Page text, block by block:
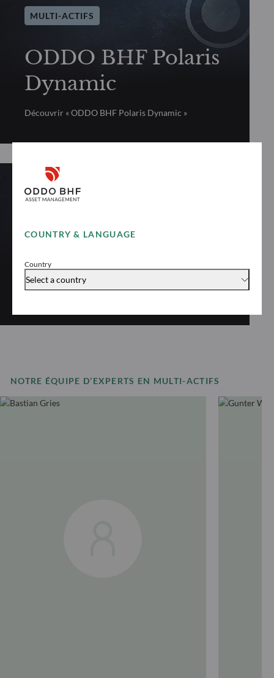
COUNTRY & LANGUAGE
Country
Select a country
MULTI-ACTIFS
ODDO BHF Polaris
Dynamic
Découvrir « ODDO BHF Polaris Dynamic »
MULTI-ACTIFS
ODDO BHF Polaris
Moderate
NOTRE ÉQUIPE D’EXPERTS EN MULTI-ACTIFS